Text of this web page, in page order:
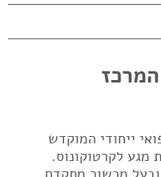
ייחודי המוקדש
לקרטוקונוס.